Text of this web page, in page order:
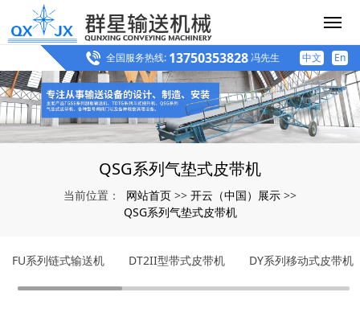
全国服务热线: 13750353828冯先生 中文 En
QSG系列气垫式皮带机
当前位置： 网站首页 >> 开云（中国）展示 >>
QSG系列气垫式皮带机
FU系列链式输送机 DT2II型带式皮带机 DY系列移动式皮带机